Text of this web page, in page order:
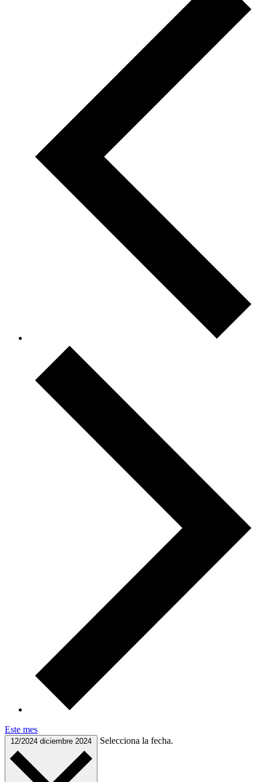
Este mes
12/2024 diciembre 2024 Selecciona la fecha.